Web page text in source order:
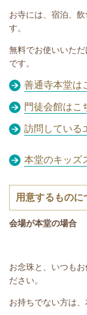
お寺には、宿泊、
す。
無料でお使いいた
です。
善通寺本堂は
門徒会館はこ
訪問している
本堂のキッズ
用意するものに
会場が本堂の場合
お念珠と、いつも
ださい。
お持ちでない方は